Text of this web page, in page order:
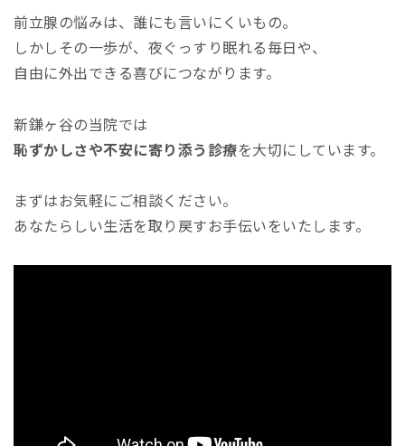
前立腺の悩みは、誰にも言いにくいもの。
しかしその一歩が、夜ぐっすり眠れる毎日や、
自由に外出できる喜びにつながります。
新鎌ヶ谷の当院では
恥ずかしさや不安に寄り添う診療を大切にしています。
まずはお気軽にご相談ください。
あなたらしい生活を取り戻すお手伝いをいたします。